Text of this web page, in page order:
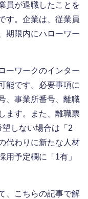
員が退職したことを
す。企業は、従業員
期限内にハローワー
ーワークのインター
能です。必要事項に
、事業所番号、離職
ます。また、離職票
しない場合は「2
代わりに新たな人材
用予定欄に「1有」
、こちらの記事で解